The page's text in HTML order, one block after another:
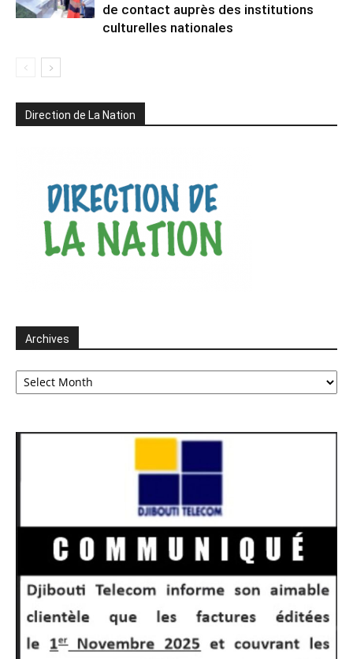
de contact auprès des institutions
culturelles nationales
Direction de La Nation
Archives
Archives